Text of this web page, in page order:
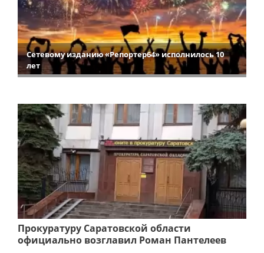
Сетевому изданию «Репортер64» исполнилось 10
лет
Прокуратуру Саратовской области
официально возглавил Роман Пантелеев